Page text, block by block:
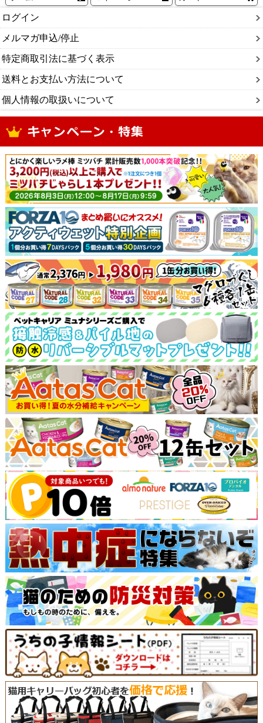
ログイン
メルマガ申込/停止
特定商取引法に基づく表示
送料とお支払い方法について
個人情報の取扱いについて